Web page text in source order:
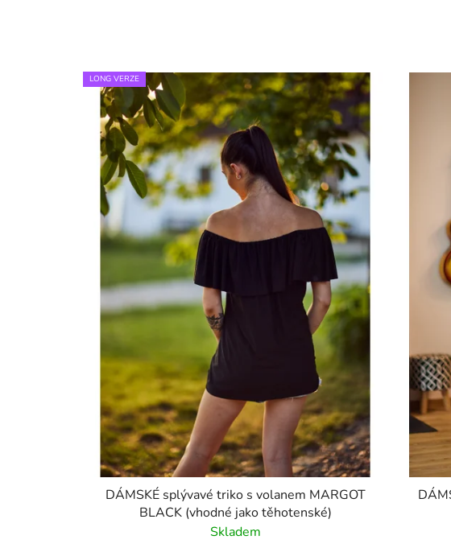
LONG VERZE
DÁMSKÉ splývavé triko s volanem MARGOT
BLACK (vhodné jako těhotenské)
Skladem